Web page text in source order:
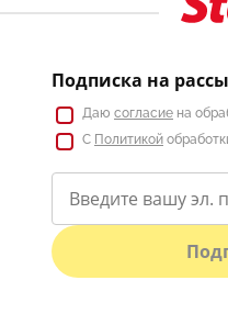
Подписка на
Даю согласие на
С Политикой